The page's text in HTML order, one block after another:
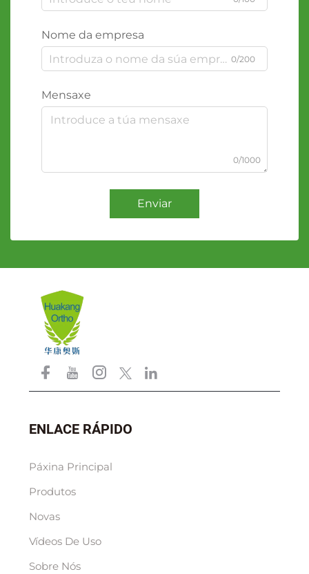
Nome da empresa
0/200
Mensaxe
0/1000
Enviar
ENLACE RÁPIDO
Páxina Principal
Produtos
Novas
Vídeos De Uso
Sobre Nós